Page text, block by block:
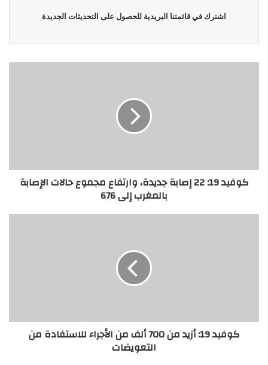
اشترك في قائمتنا البريدية للحصول على التحديثات الجديدة
كوفيد 19: 22 إصابة جديدة، وارتفاع مجموع حالات الإصابة
بالمغرب إلى 676
كوفيد 19: أزيد من 700 ألف من الأجراء للاستفادة من
التعويضات